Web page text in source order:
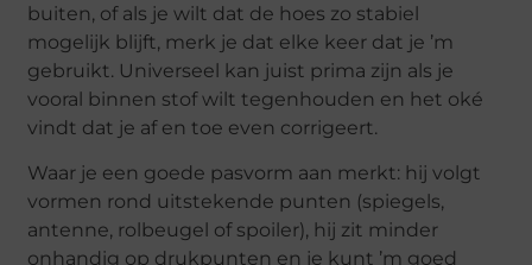
buiten, of als je wilt dat de hoes zo stabiel
mogelijk blijft, merk je dat elke keer dat je ’m
gebruikt. Universeel kan juist prima zijn als je
vooral binnen stof wilt tegenhouden en het oké
vindt dat je af en toe even corrigeert.
Waar je een goede pasvorm aan merkt: hij volgt
vormen rond uitstekende punten (spiegels,
antenne, rolbeugel of spoiler), hij zit minder
onhandig op drukpunten en je kunt ’m goed